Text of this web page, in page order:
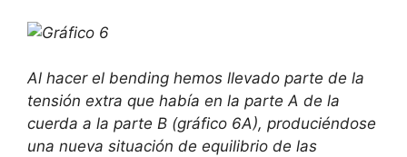
Al hacer el bending hemos llevado parte de la
tensión extra que había en la parte A de la
cuerda a la parte B (gráfico 6A), produciéndose
una nueva situación de equilibrio de las